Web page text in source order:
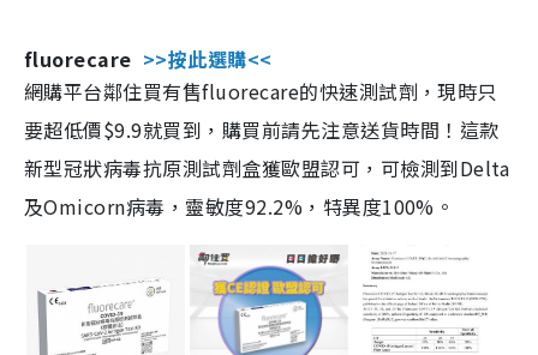
fluorecare >>按此選購<<
網購平台鄰住買有售fluorecare的快速測試劑，現時只
要超低價$9.9就買到，購買前請先注意送貨時間！這款
新型冠狀病毒抗原測試劑盒獲歐盟認可，可檢測到Delta
及Omicorn病毒，靈敏度92.2%，特異度100%。